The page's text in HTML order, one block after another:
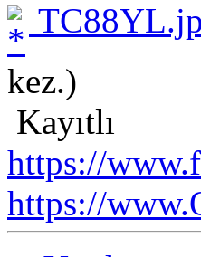
kez.)
Kayıtlı
https://
https://